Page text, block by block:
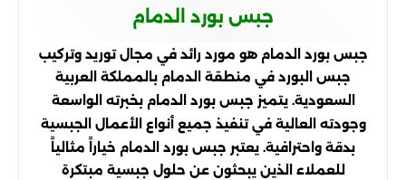
جبس بورد الدمام
جبس بورد الدمام هو مورد رائد في مجال توريد وتركيب
جبس البورد في منطقة الدمام بالمملكة العربية
السعودية. يتميز جبس بورد الدمام بخبرته الواسعة
وجودته العالية في تنفيذ جميع أنواع الأعمال الجبسية
بدقة واحترافية. يعتبر جبس بورد الدمام خياراً مثالياً
للعملاء الذين يبحثون عن حلول جبسية مبتكرة